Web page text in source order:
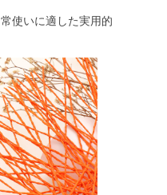
使いに適した実用的